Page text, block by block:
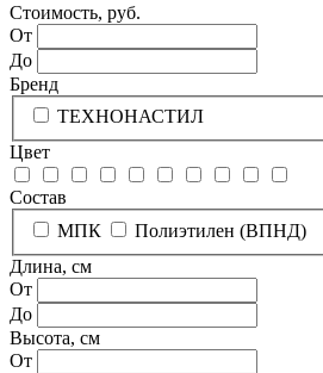
Стоимость, руб.
От
До
Бренд
ТЕХНОНАСТИЛ
Цвет
Состав
МПК
Полиэтилен (ВПНД)
Длина, см
От
До
Высота, см
От